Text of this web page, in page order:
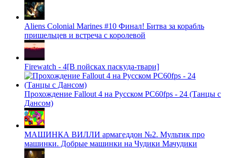
Aliens Colonial Marines #10 Финал! Битва за корабль
пришельцев и встреча с королевой
Firewatch - 4[В пойсках паскуда-твари]
Прохождение Fallout 4 на Русском PС60fps - 24 (Танцы с
Дансом)
МАШИНКА ВИЛЛИ армагеддон №2. Мультик про
машинки. Добрые машинки на Чудики Мачудики